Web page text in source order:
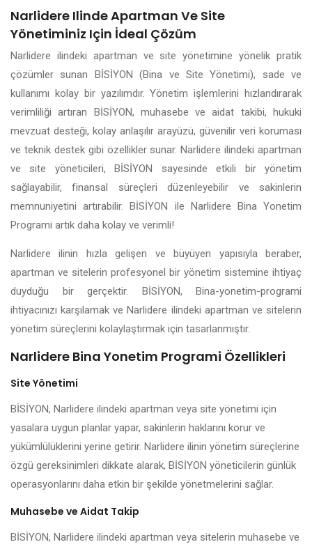
Narlidere Ilinde Apartman Ve Site
Yönetiminiz Için İdeal Çözüm
Narlidere ilindeki apartman ve site yönetimine yönelik pratik
çözümler sunan BİSİYON (Bina ve Site Yönetimi), sade ve
kullanımı kolay bir yazılımdır. Yönetim işlemlerini hızlandırarak
verimliliği artıran BİSİYON, muhasebe ve aidat takibi, hukuki
mevzuat desteği, kolay anlaşılır arayüzü, güvenilir veri koruması
ve teknik destek gibi özellikler sunar. Narlidere ilindeki apartman
ve site yöneticileri, BİSİYON sayesinde etkili bir yönetim
sağlayabilir, finansal süreçleri düzenleyebilir ve sakinlerin
memnuniyetini artırabilir. BİSİYON ile Narlidere Bina Yonetim
Programi artık daha kolay ve verimli!
Narlidere ilinin hızla gelişen ve büyüyen yapısıyla beraber,
apartman ve sitelerin profesyonel bir yönetim sistemine ihtiyaç
duyduğu bir gerçektir. BİSİYON, Bina-yonetim-programi
ihtiyacınızı karşılamak ve Narlidere ilindeki apartman ve sitelerin
yönetim süreçlerini kolaylaştırmak için tasarlanmıştır.
Narlidere Bina Yonetim Programi Özellikleri
Site Yönetimi
BİSİYON, Narlidere ilindeki apartman veya site yönetimi için
yasalara uygun planlar yapar, sakinlerin haklarını korur ve
yükümlülüklerini yerine getirir. Narlidere ilinin yönetim süreçlerine
özgü gereksinimleri dikkate alarak, BİSİYON yöneticilerin günlük
operasyonlarını daha etkin bir şekilde yönetmelerini sağlar.
Muhasebe ve Aidat Takip
BİSİYON, Narlidere ilindeki apartman veya sitelerin muhasebe ve